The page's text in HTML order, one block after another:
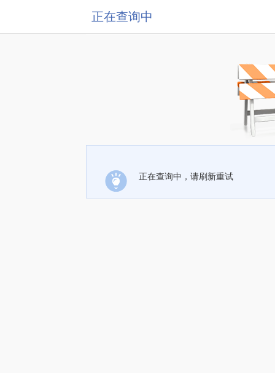
正在查询中
正在查询中，请刷新重试